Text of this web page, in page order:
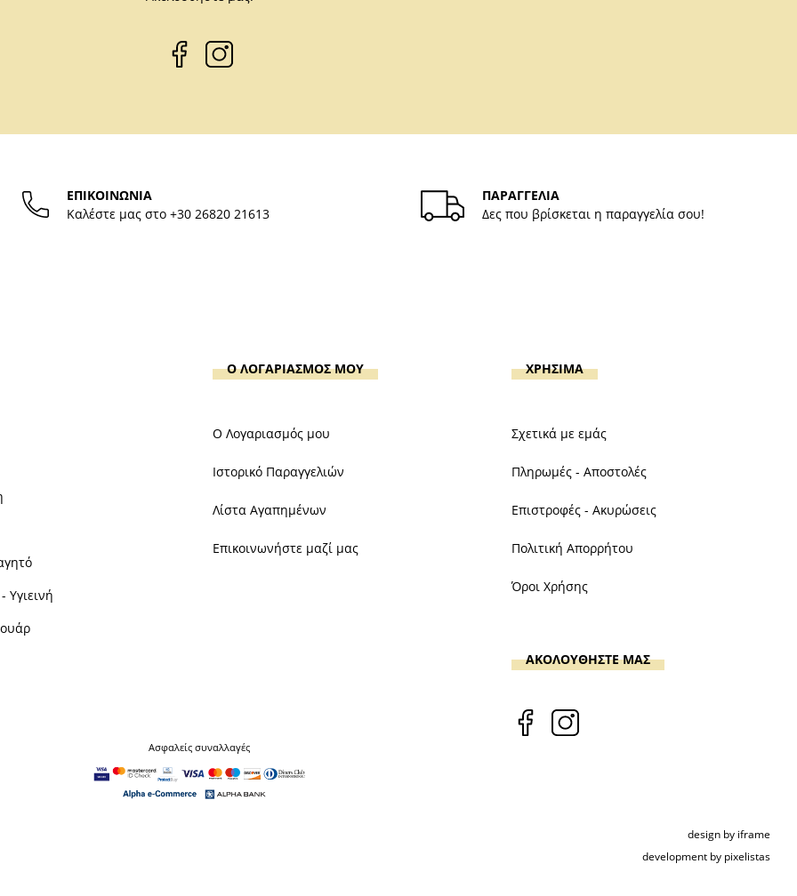
ΕΠΙΚΟΙΝΩΝΙΑ
Καλέστε μας στο +30 26820 21613
ΠΑΡΑΓΓΕΛΙΑ
Δες που βρίσκεται η παραγγελία σου!
Υγιεινή
Ο ΛΟΓΑΡΙΑΣΜΟΣ ΜΟΥ
Ο Λογαριασμός μου
Ιστορικό Παραγγελιών
Λίστα Αγαπημένων
Επικοινωνήστε μαζί μας
ΧΡΗΣΙΜΑ
Σχετικά με εμάς
Πληρωμές - Αποστολές
Επιστροφές - Ακυρώσεις
Πολιτική Απορρήτου
Όροι Χρήσης
ΑΚΟΛΟΥΘΗΣΤΕ ΜΑΣ
Ασφαλείς συναλλαγές
design by iframe
development by pixelistas